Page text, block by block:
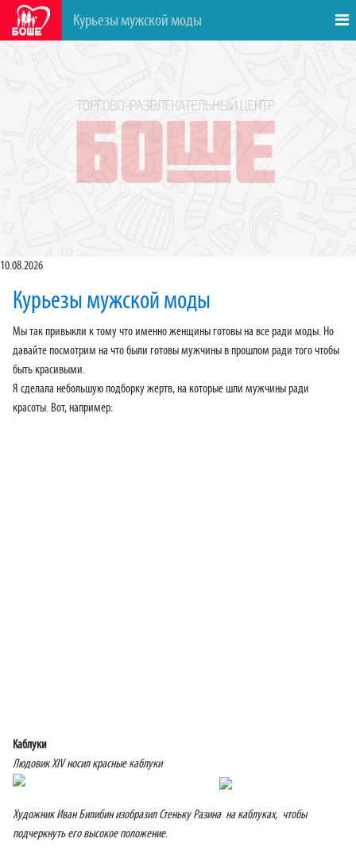
Курьезы мужской моды
10.08.2026
Курьезы мужской моды
Мы так привыкли к тому что именно женщины готовы на все ради моды. Но
давайте посмотрим на что были готовы мужчины в прошлом ради того чтобы
быть красивыми.
Я сделала небольшую подборку жертв, на которые шли мужчины ради
красоты. Вот, например:
Каблуки
Людовик XIV носил красные каблуки
Художник Иван Билибин изобразил Стеньку Разина на каблуках, чтобы
подчеркнуть его высокое положение.